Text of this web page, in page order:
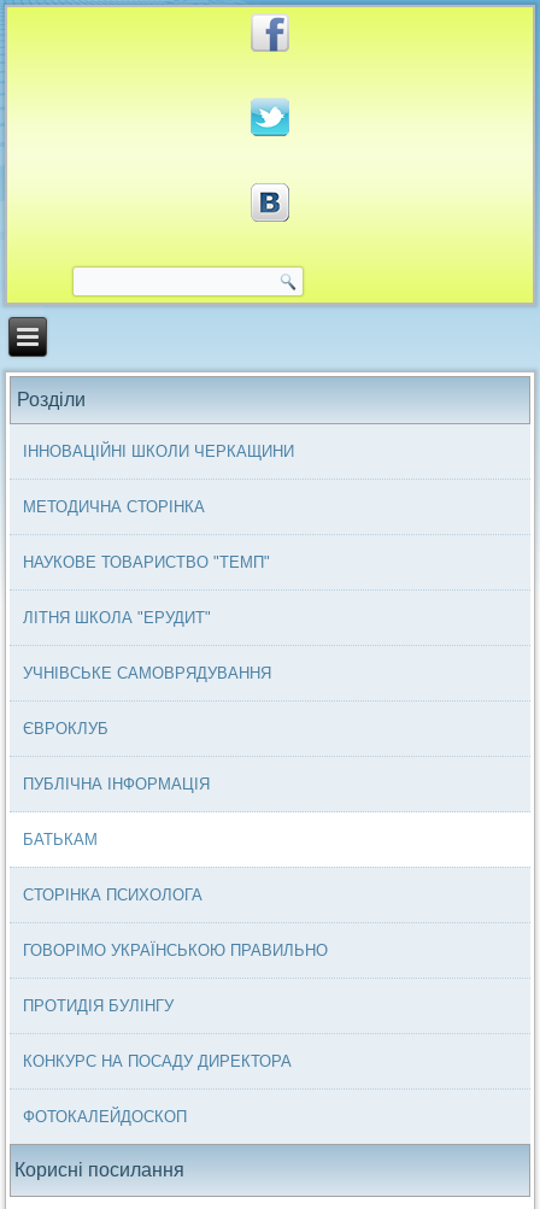
Розділи
ІННОВАЦІЙНІ ШКОЛИ ЧЕРКАЩИНИ
МЕТОДИЧНА СТОРІНКА
НАУКОВЕ ТОВАРИСТВО "ТЕМП"
ЛІТНЯ ШКОЛА "ЕРУДИТ"
УЧНІВСЬКЕ САМОВРЯДУВАННЯ
ЄВРОКЛУБ
ПУБЛІЧНА ІНФОРМАЦІЯ
БАТЬКАМ
СТОРІНКА ПСИХОЛОГА
ГОВОРІМО УКРАЇНСЬКОЮ ПРАВИЛЬНО
ПРОТИДІЯ БУЛІНГУ
КОНКУРС НА ПОСАДУ ДИРЕКТОРА
ФОТОКАЛЕЙДОСКОП
Корисні посилання